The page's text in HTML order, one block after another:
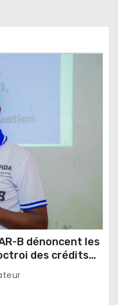
B dénoncent les
des crédits